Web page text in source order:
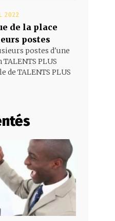
2022
de la place
postes
postes d'une
PLUS
de TALENTS PLUS